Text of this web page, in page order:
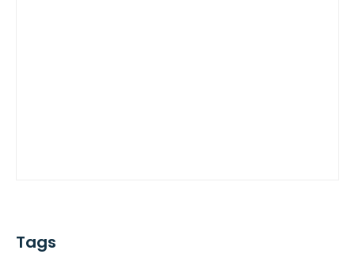
Tags